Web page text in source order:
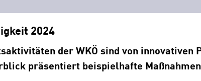
2024
der WKÖ sind von
präsentiert beispielhafte